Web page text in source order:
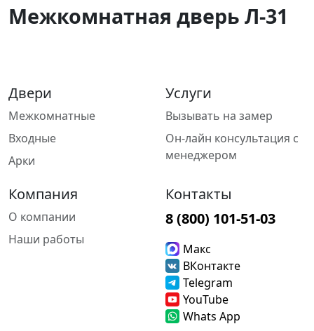
Межкомнатная дверь Л-31
Двери
Межкомнатные
Входные
Арки
Услуги
Вызывать на замер
Он-лайн консультация с
менеджером
Компания
О компании
Наши работы
Контакты
8 (800) 101-51-03
Макс
ВКонтакте
Telegram
YouTube
Whats App